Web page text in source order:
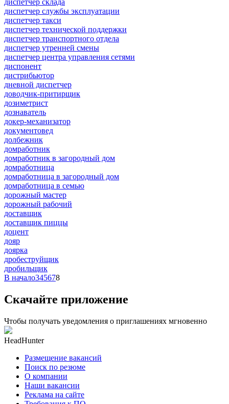
диспетчер службы эксплуатации
диспетчер такси
диспетчер технической поддержки
диспетчер транспортного отдела
диспетчер утренней смены
диспетчер центра управления сетями
диспонент
дистрибьютор
дневной диспетчер
доводчик-притирщик
дозиметрист
дознаватель
докер-механизатор
документовед
долбежник
домработник
домработник в загородный дом
домработница
домработница в загородный дом
домработница в семью
дорожный мастер
дорожный рабочий
доставщик
доставщик пиццы
доцент
дояр
доярка
дробеструйщик
дробильщик
В начало345678
Скачайте приложение
Чтобы получать уведомления о приглашениях мгновенно
HeadHunter
Размещение вакансий
Поиск по резюме
О компании
Наши вакансии
Реклама на сайте